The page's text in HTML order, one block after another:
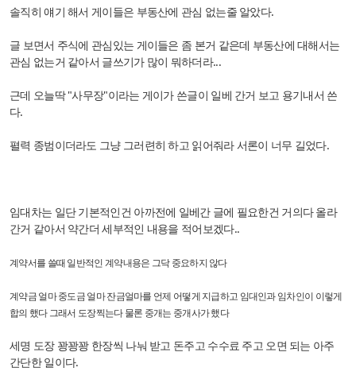
솔직히 얘기 해서 게이들은 부동산에 관심 없는줄 알았다.
글 보면서 주식에 관심있는 게이들은 좀 본거 같은데 부동산에 대해서는
관심 없는거 같아서 글쓰기가 많이 뭐하더라...
근데 오늘딱 "사무장"이라는 게이가 쓴글이 일베 간거 보고 용기내서 쓴
다.
펼력 종범이더라도 그냥 그러련히 하고 읽어줘라 서론이 너무 길었다.
임대차는 일단 기본적인건 아까전에 일베간 글에 필요한건 거의다 올라
간거 같아서 약간더 세부적인 내용을 적어보겠다..
계약서를 쓸때 일반적인 계약내용은 그닥 중요하지 않다
계약금 얼마 중도금 얼마 잔금얼마를 언제 어떻게 지급하고 임대인과 임차인이 이렇게
합의 했다 그래서 도장찍는다 물론 중개는 중개사가 했다
세명 도장 꽝꽝꽝 한장씩 나눠 받고 돈주고 수수료 주고 오면 되는 아주
간단한 일이다.